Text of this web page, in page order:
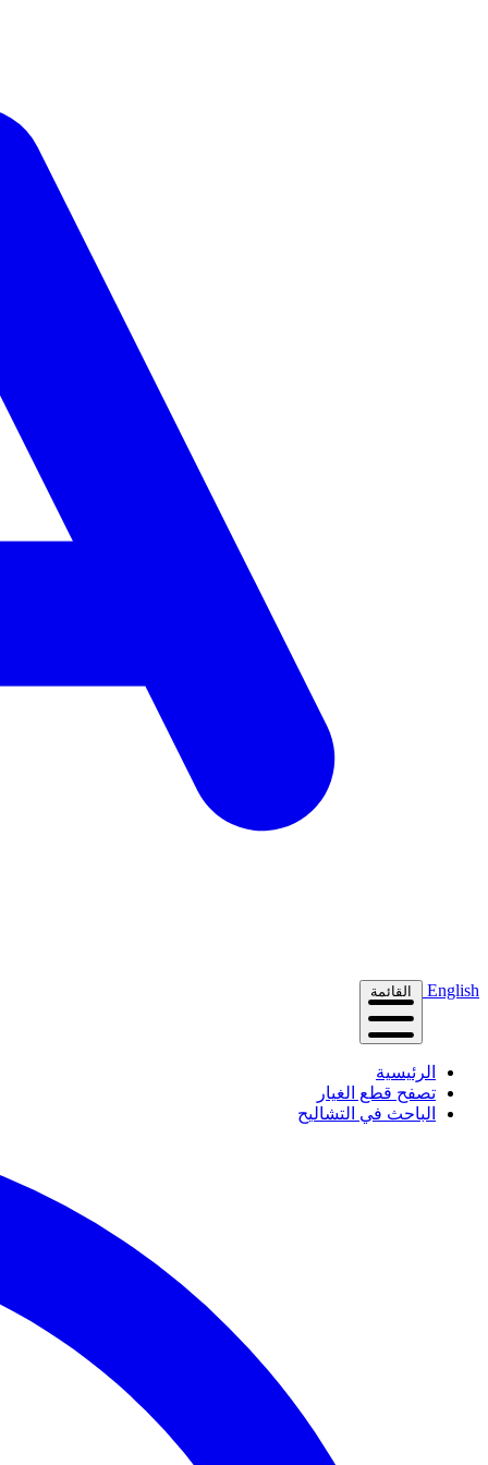
English القائمة
الرئيسية
تصفح قطع الغيار
الباحث في التشاليح